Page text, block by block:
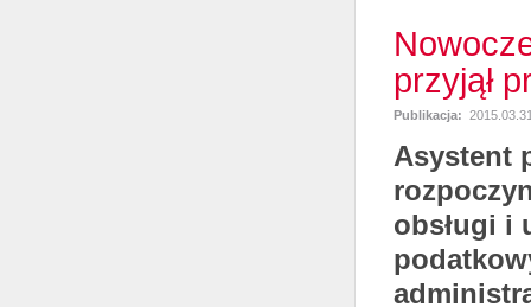
przyjął
Publikacja:
Asystent
obsługi i